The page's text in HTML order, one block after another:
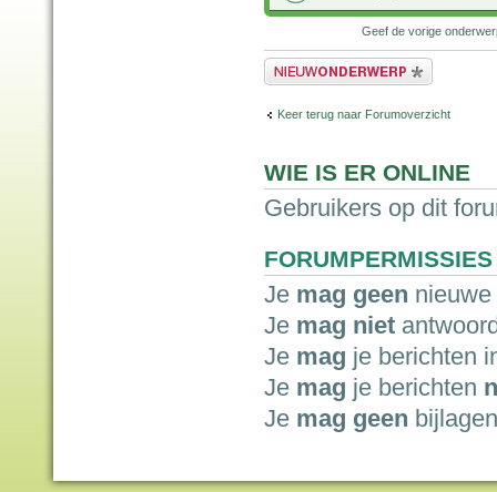
Geef de vorige
Plaats een nieuw bericht
Keer terug naar Forumoverzicht
WIE IS ER ONLINE
Gebruikers op dit
FORUMPERMISSIES
Je mag geen
Je mag niet
Je mag je berichten
Je mag je berichten
Je mag geen